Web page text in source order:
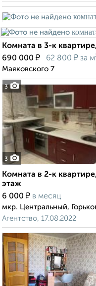
3
Комната в 3-к
690 000 ₽ 62 800 ₽ за
Маяковского 7
3
Комната в 2-к
этаж
6 000 ₽ в месяц
мкр. Центральный,
Агентство, 17.08.2022